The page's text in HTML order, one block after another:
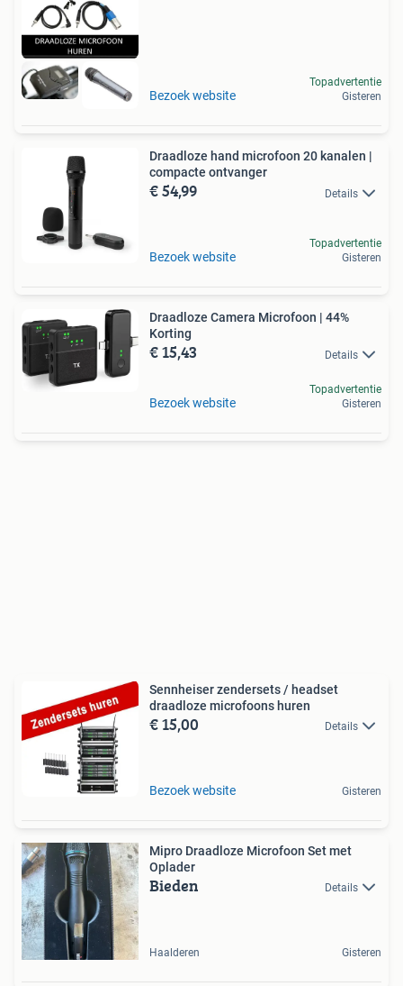
Bezoek website
Topadvertentie
Gisteren
Draadloze hand microfoon 20 kanalen |
compacte ontvanger
€ 54,99 Details
Bezoek website
Topadvertentie
Gisteren
Draadloze Camera Microfoon | 44%
Korting
€ 15,43 Details
Bezoek website
Topadvertentie
Gisteren
Sennheiser zendersets / headset
draadloze microfoons huren
€ 15,00 Details
Bezoek website Gisteren
Mipro Draadloze Microfoon Set met
Oplader
Bieden Details
Haalderen Gisteren